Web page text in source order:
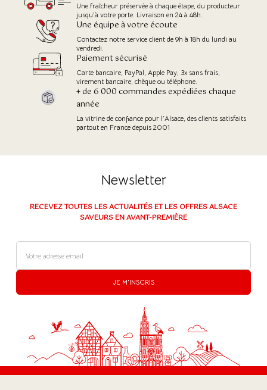
Une fraîcheur préservée à chaque étape, du producteur
jusqu'à votre porte. Livraison en 24 à 48h.
Une équipe à votre écoute
Contactez notre service client de 9h à 18h du lundi au
vendredi.
Paiement sécurisé
Carte bancaire, PayPal, Apple Pay, 3x sans frais,
virement bancaire, chèque ou téléphone.
+ de 6 000 commandes expédiées chaque
année
La vitrine de confiance pour l’Alsace, des clients satisfaits
partout en France depuis 2001
Newsletter
RECEVEZ TOUTES LES ACTUALITÉS ET LES OFFRES ALSACE
SAVEURS EN AVANT-PREMIÈRE
JE M'INSCRIS